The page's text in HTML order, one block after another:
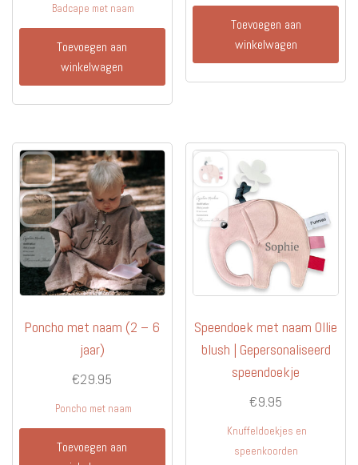
Badcape met naam
Toevoegen aan
winkelwagen
Toevoegen aan
winkelwagen
Poncho met naam (2 – 6
jaar)
€29.95
Poncho met naam
Toevoegen aan
Speendoek met naam Ollie
blush | Gepersonaliseerd
speendoekje
€9.95
Knuffeldoekjes en
speenkoorden